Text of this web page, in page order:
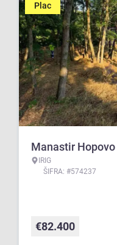
Plac
Manastir Hopovo
IRIG
ŠIFRA: #574237
€82.400